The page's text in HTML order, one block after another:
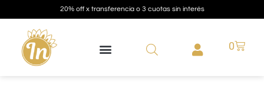
20% off x transferencia o 3 cuotas sin interés
0